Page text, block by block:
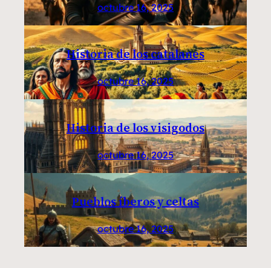
octubre 16, 2025
Historia de los catalanes
octubre 16, 2025
Historia de los visigodos
octubre 16, 2025
Pueblos íberos y celtas
octubre 16, 2025